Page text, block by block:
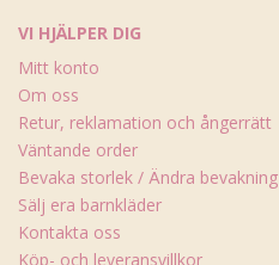
VI HJÄLPER DIG
Mitt konto
Om oss
Retur, reklamation och ångerrätt
Väntande order
Bevaka storlek / Ändra bevakning
Sälj era barnkläder
Kontakta oss
Köp- och leveransvillkor